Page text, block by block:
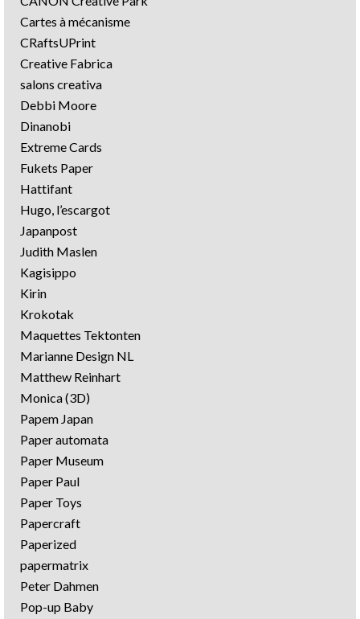
Cartes à mécanisme
CRaftsUPrint
Creative Fabrica
salons creativa
Debbi Moore
Dinanobi
Extreme Cards
Fukets Paper
Hattifant
Hugo, l’escargot
Japanpost
Judith Maslen
Kagisippo
Kirin
Krokotak
Maquettes Tektonten
Marianne Design NL
Matthew Reinhart
Monica (3D)
Papem Japan
Paper automata
Paper Museum
Paper Paul
Paper Toys
Papercraft
Paperized
papermatrix
Peter Dahmen
Pop-up Baby